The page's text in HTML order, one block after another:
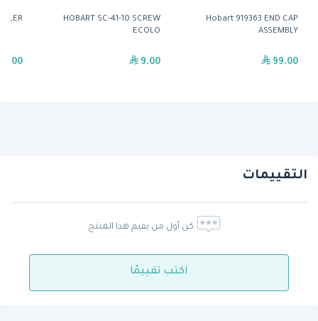
Hobart 919363 END CAP
ASSEMBLY
99.00
HOBART SC-41-10 SCREW
ECOLO
9.00
التقييمات
كن أول من يقيم هذا المنتج
اكتب تقييمًا